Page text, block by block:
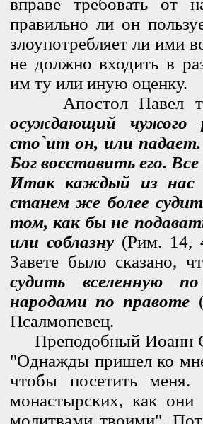
вправе требовать от
правильно ли он
злоупотребляет ли ими
не должно входить в
им ту или иную оценку.
Апостол Павел
осуждающий чужого
сто`ит он, или падает.
Бог восставить его.
Итак каждый из нас
станем же более
том, как бы не
или соблазну(Рим. 14,
Завете было сказано,
судить вселенную
народами по правоте
Псалмопевец.
Преподобный Иоанн
"Однажды пришел ко
чтобы посетить
монастырских, как
молитвами твоими".